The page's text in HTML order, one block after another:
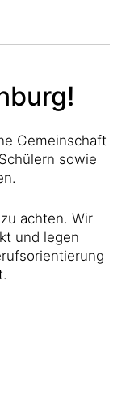
Gemeinschaft
sowie
achten. Wir
und legen